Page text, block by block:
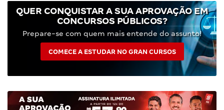
QUER CONQUISTAR A SUA APROVAÇÃO EM
CONCURSOS PÚBLICOS?
Prepare-se com quem mais entende do assunto!
COMECE A ESTUDAR NO GRAN CURSOS